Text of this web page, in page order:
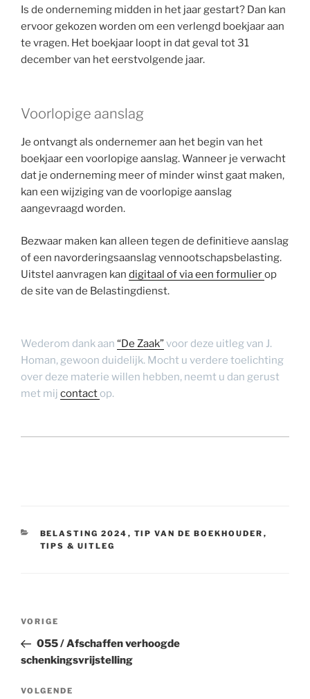
Is de onderneming midden in het jaar gestart? Dan kan
ervoor gekozen worden om een verlengd boekjaar aan
te vragen. Het boekjaar loopt in dat geval tot 31
december van het eerstvolgende jaar.
Voorlopige aanslag
Je ontvangt als ondernemer aan het begin van het
boekjaar een voorlopige aanslag. Wanneer je verwacht
dat je onderneming meer of minder winst gaat maken,
kan een wijziging van de voorlopige aanslag
aangevraagd worden.
Bezwaar maken kan alleen tegen de definitieve aanslag
of een navorderingsaanslag vennootschapsbelasting.
Uitstel aanvragen kan digitaal of via een formulierop
de site van de Belastingdienst.
Wederom dank aan “De Zaak”voor deze uitleg van J.
Homan, gewoon duidelijk. Mocht u verdere toelichting
over deze materie willen hebben, neemt u dan gerust
met mij contact op.
CATEGORIEËN
BELASTING 2024 , TIP VAN DE BOEKHOUDER ,
TIPS & UITLEG
Bericht
Vorig
bericht
VORIGE
055 / Afschaffen verhoogde
schenkingsvrijstelling
Volgend
VOLGENDE